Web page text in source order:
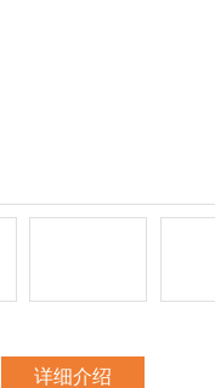
详细介绍